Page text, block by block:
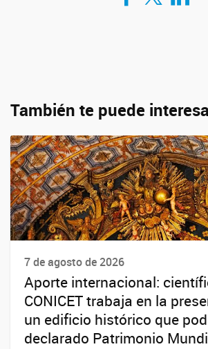
También te puede
7 de agosto de 2026
Aporte internacional:
CONICET trabaja en la
un edificio histórico que
declarado Patrimonio